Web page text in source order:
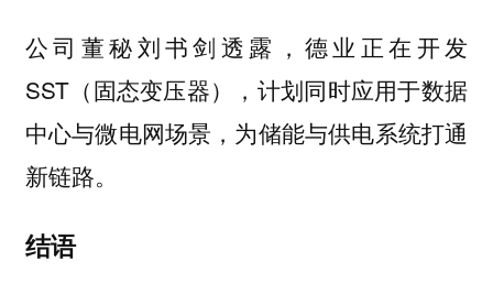
公司董秘刘书剑透露，德业正在开发
SST（固态变压器），计划同时应用于数据
中心与微电网场景，为储能与供电系统打通
新链路。
结语